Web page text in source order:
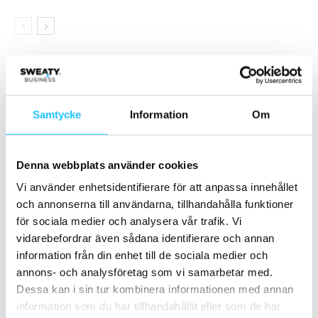
Samtycke Information Om
Denna webbplats använder cookies
Vi använder enhetsidentifierare för att anpassa innehållet
och annonserna till användarna, tillhandahålla funktioner
för sociala medier och analysera vår trafik. Vi
vidarebefordrar även sådana identifierare och annan
information från din enhet till de sociala medier och
annons- och analysföretag som vi samarbetar med.
Dessa kan i sin tur kombinera informationen med annan
information som du har tillhandahållit eller som de har
Samarbete
- Annons -
Är CrossFit Games Open den största
2018-02-23
Norge: Nedstängning av alla gym i Oslo och
2020-11-06